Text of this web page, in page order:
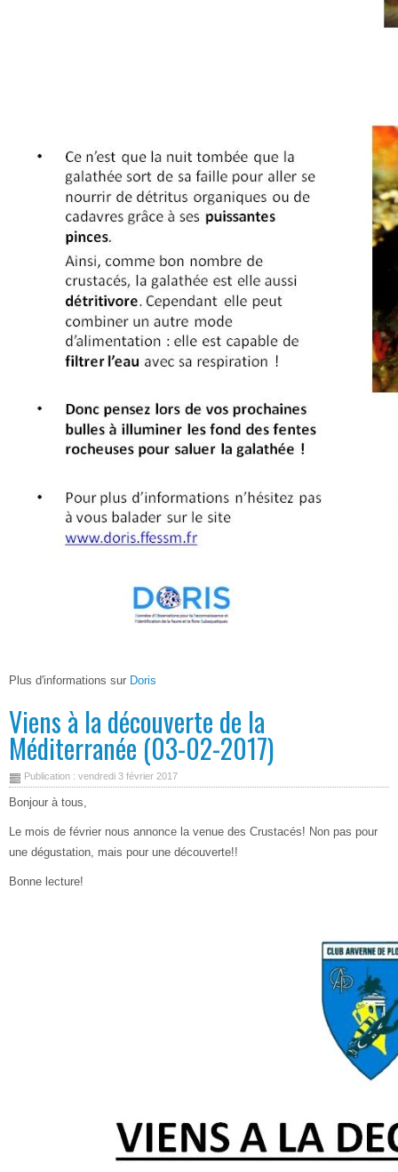
Plus d'informations sur Doris
Viens à la découverte de la
Méditerranée (03-02-2017)
Publication : vendredi 3 février 2017
Bonjour à tous,
Le mois de février nous annonce la venue des Crustacés! Non pas pour
une dégustation, mais pour une découverte!!
Bonne lecture!